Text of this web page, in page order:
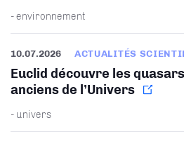
- environnement
10.07.2026 ACTUALITÉS
Euclid découvre les
anciens de l’Univers
- univers